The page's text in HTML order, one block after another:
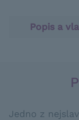
Popis a
Jedno z